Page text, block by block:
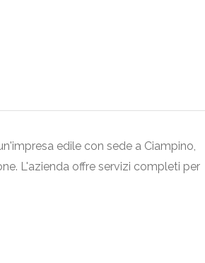
edile con sede a Ciampino,
L'azienda offre servizi completi per